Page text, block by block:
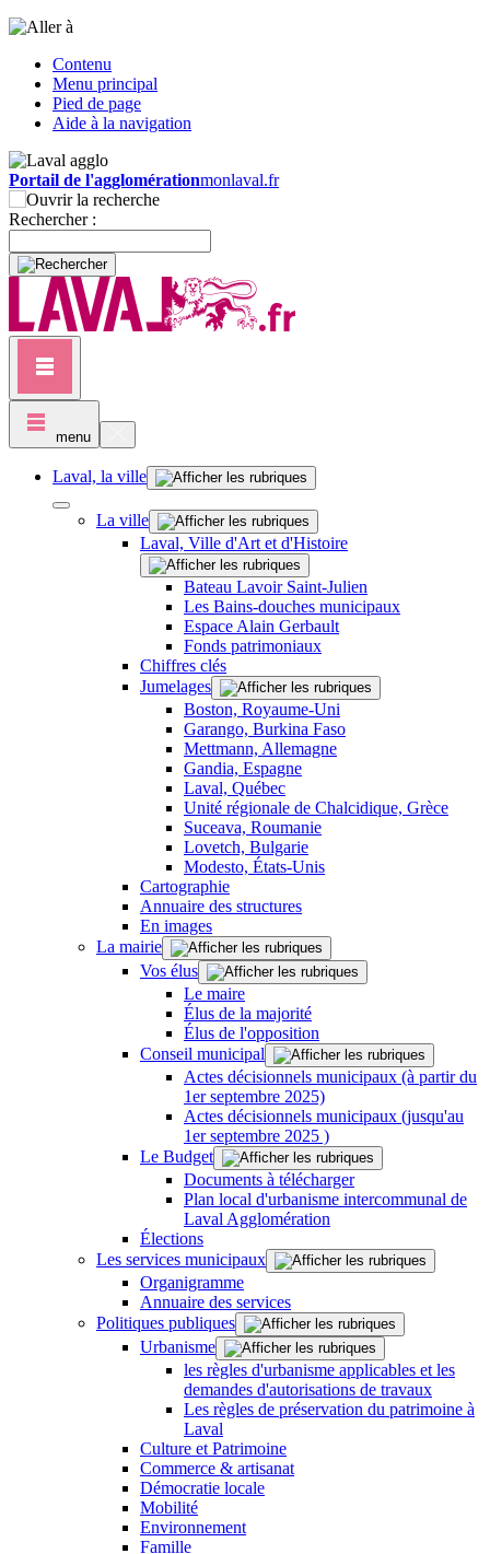
Contenu
Menu principal
Pied de page
Aide à la navigation
Portail de l'agglomérationmonlaval.fr
Rechercher :
menu
Laval, la ville
La ville
Laval, Ville d'Art et d'Histoire
Bateau Lavoir Saint-Julien
Les Bains-douches municipaux
Espace Alain Gerbault
Fonds patrimoniaux
Chiffres clés
Jumelages
Boston, Royaume-Uni
Garango, Burkina Faso
Mettmann, Allemagne
Gandia, Espagne
Laval, Québec
Unité régionale de Chalcidique, Grèce
Suceava, Roumanie
Lovetch, Bulgarie
Modesto, États-Unis
Cartographie
Annuaire des structures
En images
La mairie
Vos élus
Le maire
Élus de la majorité
Élus de l'opposition
Conseil municipal
Actes décisionnels municipaux (à partir du
1er septembre 2025)
Actes décisionnels municipaux (jusqu'au
1er septembre 2025 )
Le Budget
Documents à télécharger
Plan local d'urbanisme intercommunal de
Laval Agglomération
Élections
Les services municipaux
Organigramme
Annuaire des services
Politiques publiques
Urbanisme
les règles d'urbanisme applicables et les
demandes d'autorisations de travaux
Les règles de préservation du patrimoine à
Laval
Culture et Patrimoine
Commerce & artisanat
Démocratie locale
Mobilité
Environnement
Famille